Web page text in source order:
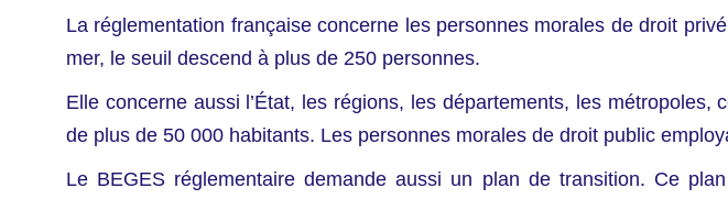
La réglementation française concerne les personnes morales de droit
mer, le seuil descend à plus de 250 personnes.
Elle concerne aussi l’État, les régions, les départements, les
de plus de 50 000 habitants. Les personnes morales de droit public
Le BEGES réglementaire demande aussi un plan de transition. Ce